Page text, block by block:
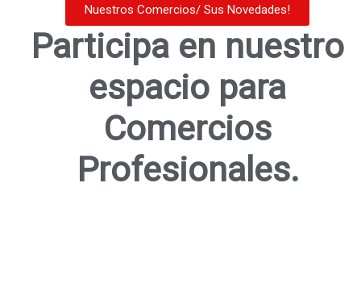
Nuestros Comercios/ Sus Novedades!
Participa en nuestro
espacio para
Comercios
Profesionales.